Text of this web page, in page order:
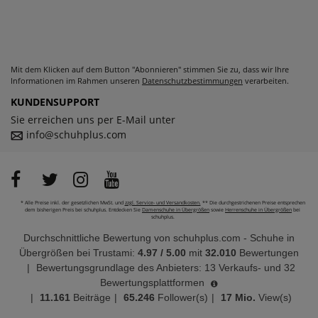
Mit dem Klicken auf dem Button "Abonnieren" stimmen Sie zu, dass wir Ihre
Informationen im Rahmen unseren Datenschutzbestimmungen verarbeiten.
KUNDENSUPPORT
Sie erreichen uns per E-Mail unter
info@schuhplus.com
* Alle Preise inkl. der gesetzlichen MwSt. und zzgl. Service- und Versandkosten.** Die durchgestrichenen Preise entsprechen
dem bisherigen Preis bei schuhplus. Entdecken Sie Damenschuhe in Übergrößen sowie Herrenschuhe in Übergrößen bei
schuhplus.
Durchschnittliche Bewertung von schuhplus.com - Schuhe in
Übergrößen bei Trustami: 4.97 / 5.00 mit 32.010 Bewertungen
|
Bewertungsgrundlage des Anbieters: 13 Verkaufs- und 32
Bewertungsplattformen
|
11.161 Beiträge | 65.246 Follower(s) | 17 Mio. View(s)